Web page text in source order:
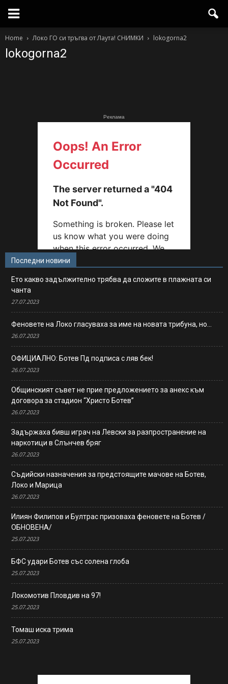
Home Локо ГО си тръгва от Лаута! СНИМКИ lokogorna2
lokogorna2
Реклама
Последни новини
Ето какво задължително трябва да сложите в плажната си
чанта
27.07.2023
Феновете на Локо гласуваха за име на новата трибуна, но…
26.07.2023
ОФИЦИАЛНО: Ботев Пд подписа с ляв бек!
26.07.2023
Общинският съвет не прие предложението за анекс към
договора за стадион “Христо Ботев”
26.07.2023
Задържаха бивш играч на Левски за разпространение на
наркотици в Слънчев бряг
26.07.2023
Съдийски назначения за предстоящите мачове на Ботев,
Локо и Марица
26.07.2023
Илиян Филипов и Бултрас призоваха феновете на Ботев /
ОБНОВЕНА/
25.07.2023
БФС удари Ботев със солена глоба
25.07.2023
Локомотив Пловдив на 97!
25.07.2023
Томаш иска трима
25.07.2023